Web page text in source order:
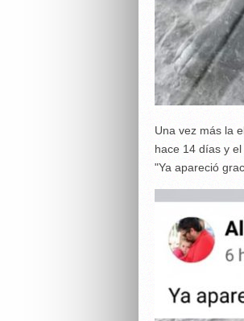
Una vez más la
hace 14 días y
"Ya apareció